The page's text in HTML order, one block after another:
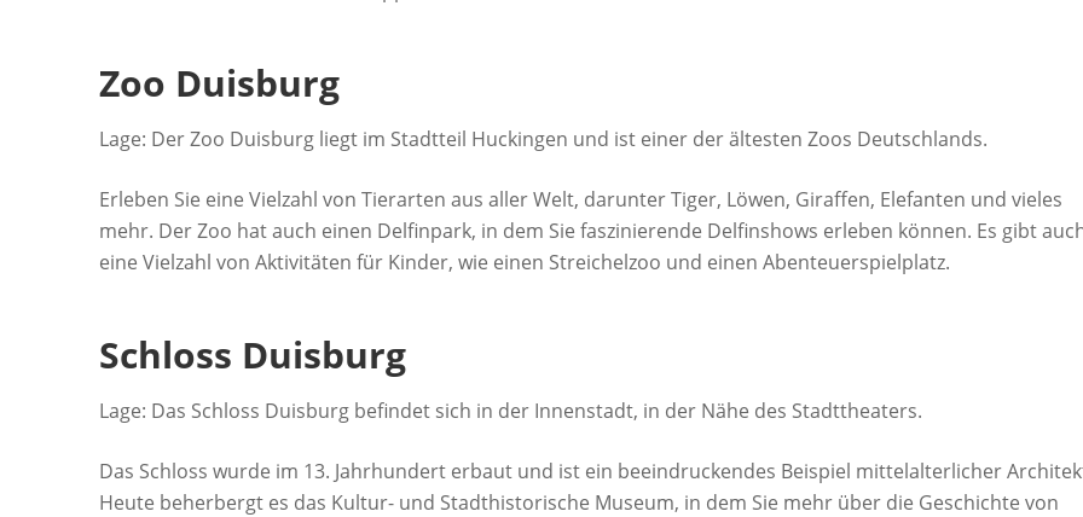
Zoo Duisburg
Lage: Der Zoo Duisburg liegt im Stadtteil Huckingen und ist einer der ältesten Zoos Deutschlands.
Erleben Sie eine Vielzahl von Tierarten aus aller Welt, darunter Tiger, Löwen, Giraffen, Elefanten und vieles
mehr. Der Zoo hat auch einen Delfinpark, in dem Sie faszinierende Delfinshows erleben können. Es gibt
eine Vielzahl von Aktivitäten für Kinder, wie einen Streichelzoo und einen Abenteuerspielplatz.
Schloss Duisburg
Lage: Das Schloss Duisburg befindet sich in der Innenstadt, in der Nähe des Stadttheaters.
Das Schloss wurde im 13. Jahrhundert erbaut und ist ein beeindruckendes Beispiel mittelalterlicher
Heute beherbergt es das Kultur- und Stadthistorische Museum, in dem Sie mehr über die Geschichte von